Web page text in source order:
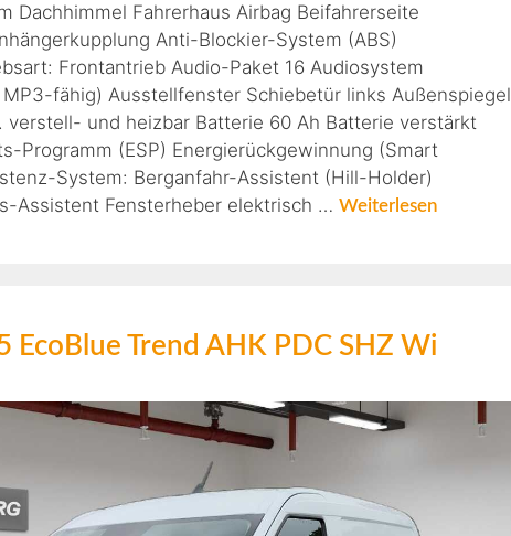
Dachhimmel Fahrerhaus Airbag Beifahrerseite
Anti-Blockier-System (ABS)
Frontantrieb Audio-Paket 16 Audiosystem
fähig) Ausstellfenster Schiebetür links Außenspiegel
verstell- und heizbar Batterie 60 Ah Batterie verstärkt
Programm (ESP) Energierückgewinnung (Smart
System: Berganfahr-Assistent (Hill-Holder)
Assistent Fensterheber elektrisch … Weiterlesen
EcoBlue Trend AHK PDC SHZ Wi